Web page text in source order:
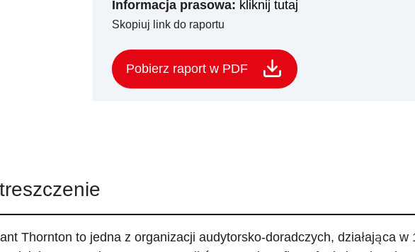
Informacja prasowa: kliknij tutaj
Skopiuj link do raportu
Pobierz raport w PDF
Thornton to jedna z organizacji audytorsko-doradczych, działająca w